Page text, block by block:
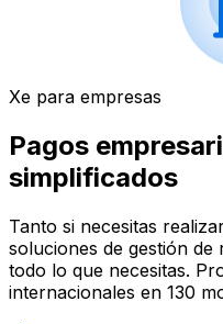
Xe para empresas
Pagos
simplificados
Tanto si necesitas
soluciones de gestión de
todo lo que necesitas.
internacionales en 130